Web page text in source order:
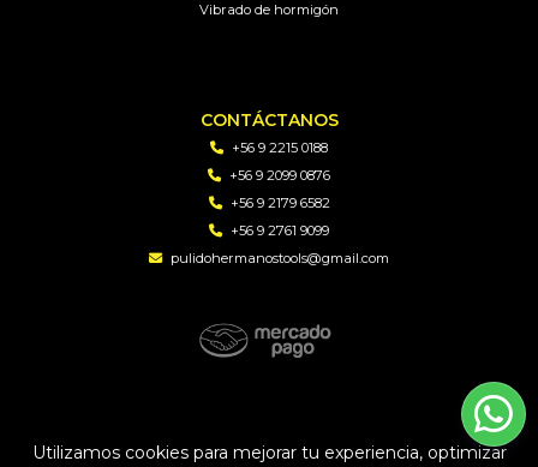
Vibrado de hormigón
CONTÁCTANOS
+56 9 2215 0188
+56 9 2099 0876
+56 9 2179 6582
+56 9 2761 9099
pulidohermanostools@gmail.com
PH TOOLS | Soluciones en perforacion diamantada y
maquinaria © 2026
Creado por Bsale
Utilizamos cookies para mejorar tu experiencia, optimizar